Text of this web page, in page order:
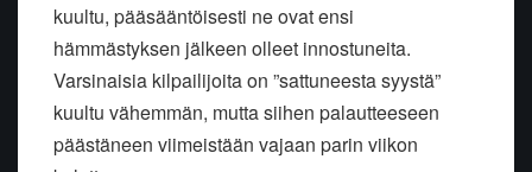
kuultu, pääsääntöisesti ne ovat ensi
hämmästyksen jälkeen olleet innostuneita.
Varsinaisia kilpailijoita on ”sattuneesta syystä”
kuultu vähemmän, mutta siihen palautteeseen
päästäneen viimeistään vajaan parin viikon